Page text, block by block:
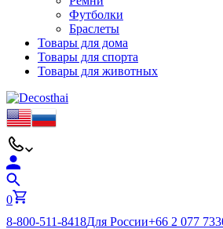
Футболки
Браслеты
Товары для дома
Товары для спорта
Товары для животных
0
8-800-511-8418Для России+66 2 077